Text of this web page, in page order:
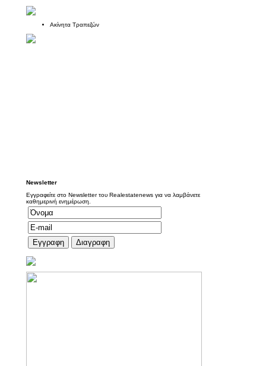
Ακίνητα Τραπεζών
Newsletter
Εγγραφείτε στο Newsletter του Realestatenews για να λαμβάνετε
καθημερινή ενημέρωση.